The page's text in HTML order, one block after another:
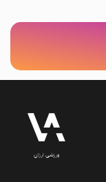
ورزشی ارزان